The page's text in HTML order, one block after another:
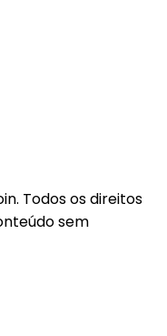
Todos os direitos
sem